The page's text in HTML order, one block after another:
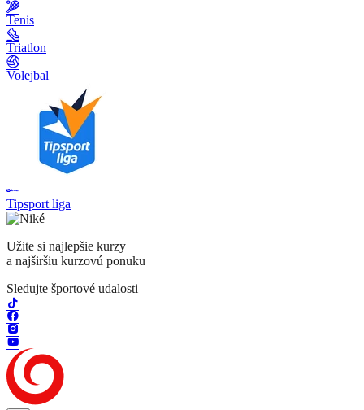
Tenis
Triatlon
Volejbal
Tipsport liga
Užite si najlepšie kurzy
a najširšiu kurzovú ponuku
Sledujte športové udalosti